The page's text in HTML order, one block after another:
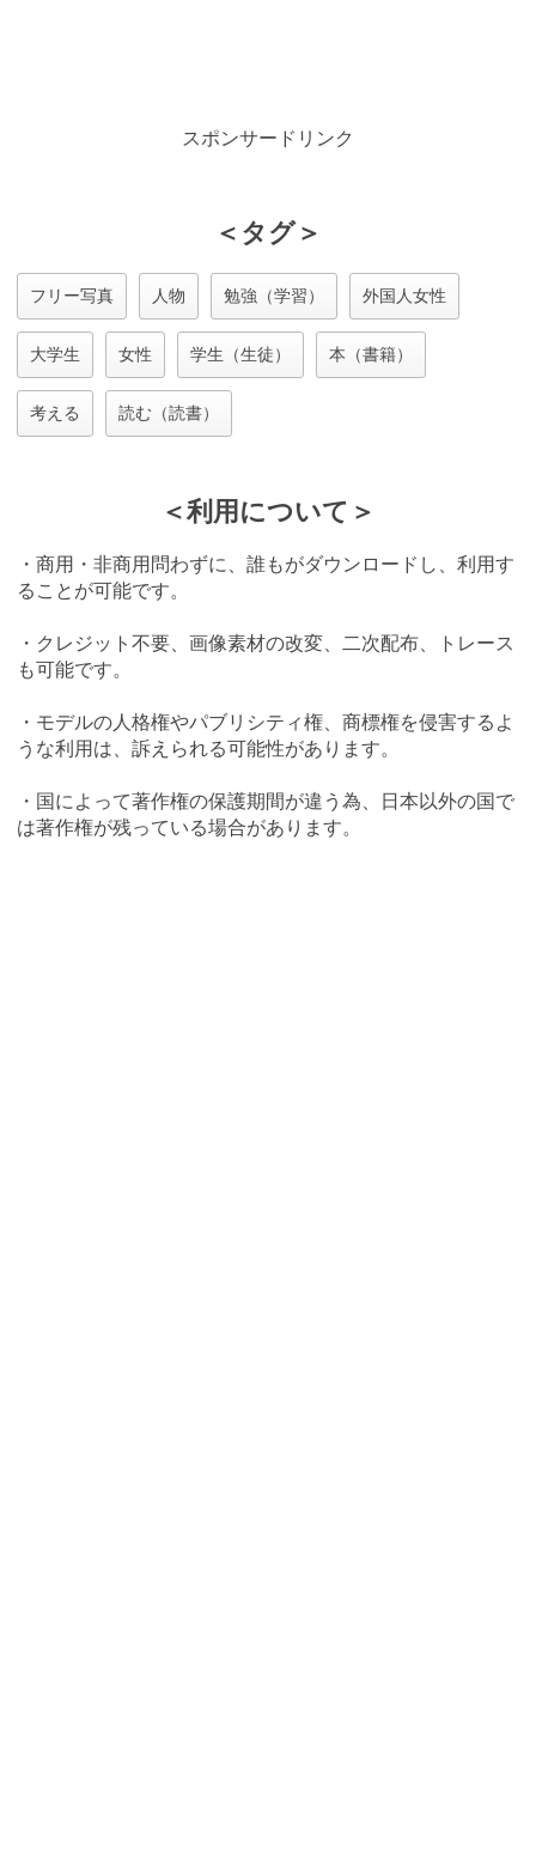
スポンサードリンク
＜タグ＞
フリー写真 人物 勉強（学習） 外国人女性
大学生 女性 学生（生徒） 本（書籍）
考える 読む（読書）
＜利用について＞
・商用・非商用問わずに、誰もがダウンロードし、利用す
ることが可能です。
・クレジット不要、画像素材の改変、二次配布、トレース
も可能です。
・モデルの人格権やパブリシティ権、商標権を侵害するよ
うな利用は、訴えられる可能性があります。
・国によって著作権の保護期間が違う為、日本以外の国で
は著作権が残っている場合があります。